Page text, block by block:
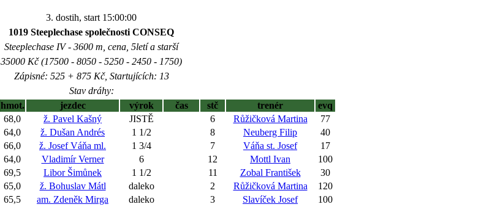
3. dostih, start 15:00:00
1019 Steeplechase společnosti CONSEQ
Steeplechase IV - 3600 m, cena, 5letí a starší
35000 Kč (17500 - 8050 - 5250 - 2450 - 1750)
Zápisné: 525 + 875 Kč, Startujících: 13
Stav dráhy:
hmot. jezdec výrok čas stč trenér
evq
68,0 ž. Pavel Kašný JISTĚ 6 Růžičková Martina
77
64,0 ž. Dušan Andrés 1 1/2 8 Neuberg Filip
40
66,0 ž. Josef Váňa ml. 1 3/4 7 Váňa st. Josef
17
64,0 Vladimír Verner 6 12 Mottl Ivan
100
69,5 Libor Šimůnek 1 1/2 11 Zobal František
30
65,0 ž. Bohuslav Mátl daleko 2 Růžičková Martina
120
65,5 am. Zdeněk Mirga daleko 3 Slavíček Josef
100